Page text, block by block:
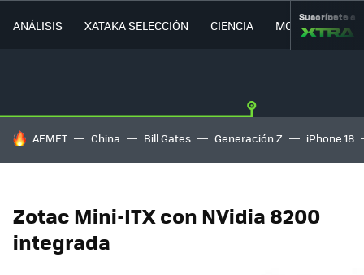
ANÁLISIS XATAKA SELECCIÓN CIENCIA MOVILIDAD
Suscríbete a
HOY SE HABLA DE
AEMET China Bill Gates Generación Z iPhone 18
Zotac Mini-ITX con NVidia 8200
integrada